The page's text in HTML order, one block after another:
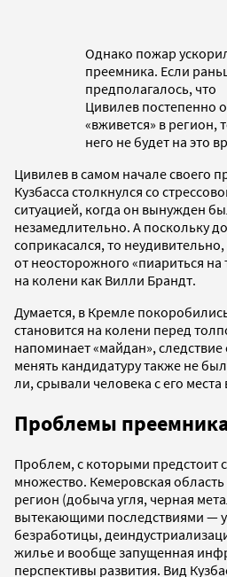
Однако пожар
преемника. Если
предполагалось, что
Цивилев постепенно
«вживется» в регион,
него не будет на это
Цивилев в самом начале своего
Кузбасса столкнулся со
ситуацией, когда он вынужден
незамедлительно. А поскольку
соприкасался, то
от неосторожного «пиариться на
на колени как Вилли Брандт.
Думается, в Кремле
становится на колени перед
напоминает «майдан»,
менять кандидатуру также не
ли, срывали человека с его места
Проблемы
Проблем, с которыми предстоит
множество. Кемеровская
регион (добыча угля, черная
вытекающими последствиями —
безработицы,
жилье и вообще запущенная
перспективы развития. Вид